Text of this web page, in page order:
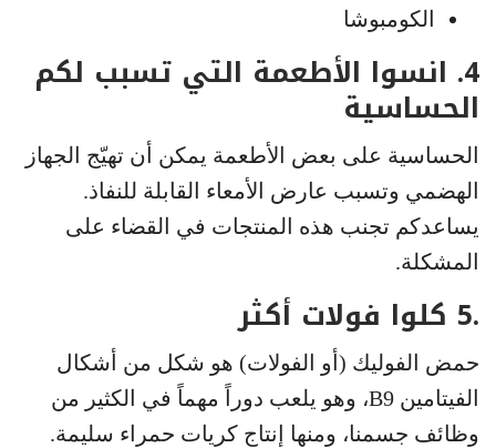
الكومبوشا
4. انسوا الأطعمة التي تسبب لكم
الحساسية
الحساسية على بعض الأطعمة يمكن أن تهيّج الجهاز
الهضمي وتسبب عارض الأمعاء القابلة للنفاذ.
يساعدكم تجنب هذه المنتجات في القضاء على
المشكلة.
.5 كلوا فولات أكثر
حمض الفوليك (أو الفولات) هو شكل من أشكال
الفيتامين B9، وهو يلعب دوراً مهماً في الكثير من
وظائف جسمنا، ومنها إنتاج كريات حمراء سليمة.